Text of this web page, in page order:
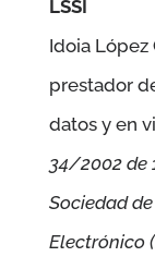
LSSI
Idoia López
prestador
datos y en
34/2002 de
Sociedad
Electrónico